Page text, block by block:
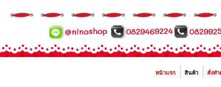
หน้าแรก สินค้า สั่งท